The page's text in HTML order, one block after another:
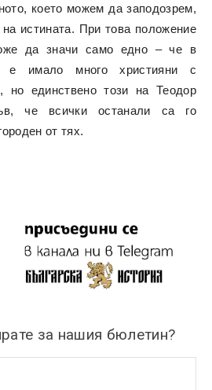
което можем да заподозрем,
истината. При това положение
да значи само едно – че в
е имало много християни с
но единствено този на Теодор
че всички останали са го
от тях.
за нашия бюлетин?